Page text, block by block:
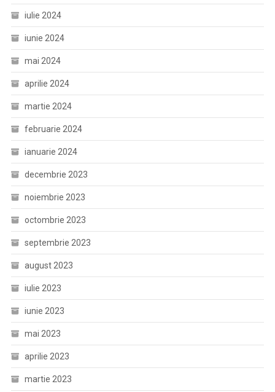
iulie 2024
iunie 2024
mai 2024
aprilie 2024
martie 2024
februarie 2024
ianuarie 2024
decembrie 2023
noiembrie 2023
octombrie 2023
septembrie 2023
august 2023
iulie 2023
iunie 2023
mai 2023
aprilie 2023
martie 2023